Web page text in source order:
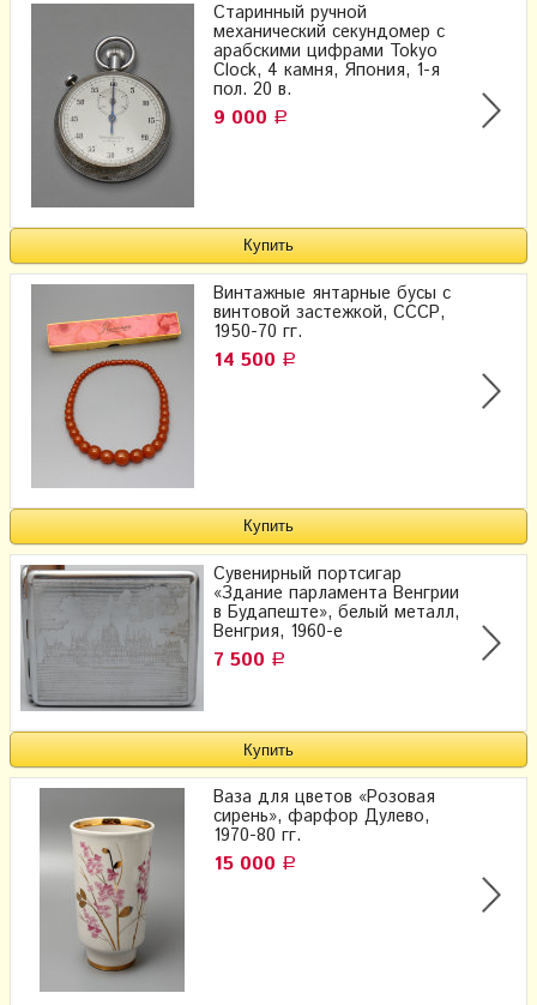
Старинный ручной
механический секундомер с
арабскими цифрами Tokyo
Clock, 4 камня, Япония, 1-я
пол. 20 в.
9 000 Р
Винтажные янтарные бусы с
винтовой застежкой, СССР,
1950-70 гг.
14 500 Р
Сувенирный портсигар
«Здание парламента Венгрии
в Будапеште», белый металл,
Венгрия, 1960-е
7 500 Р
Ваза для цветов «Розовая
сирень», фарфор Дулево,
1970-80 гг.
15 000 Р